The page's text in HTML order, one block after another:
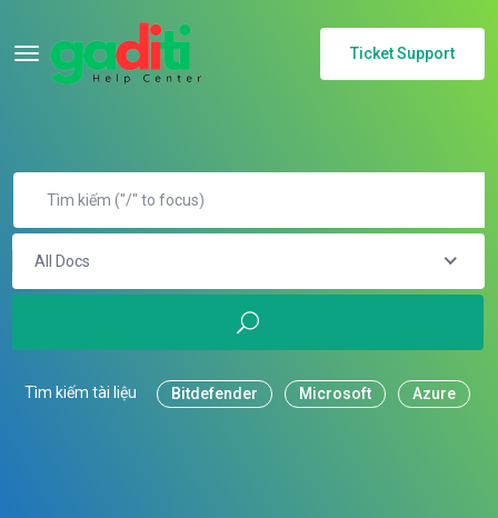
Ticket Support
All Docs
Tìm kiếm tài liệu Bitdefender Microsoft Azure